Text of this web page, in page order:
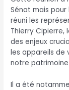
Sénat mais
réuni les
Thierry Cipierre,
des enjeux
les appareils de
notre
Il a été